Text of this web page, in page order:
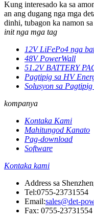
Kung interesado ka sa
an ang dugang nga mga
dinhi, tubagon ka namon
init nga mga tag
12V LiFePo4 nga
48V PowerWall
51.2V BATTERY
Pagtipig sa HV
Solusyon sa
kompanya
Kontaka Kami
Mahitungod Kanato
Pag-download
Software
Kontaka kami
Address sa
Tel:0755-23731554
Email:sales@det-
Fax: 0755-23731554